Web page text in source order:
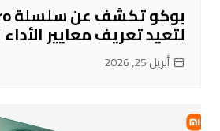
لتعيد تعريف معايير الأداء
أبريل 25, 2026